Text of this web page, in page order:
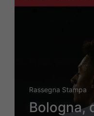
Rassegna Stampa
Bologna,